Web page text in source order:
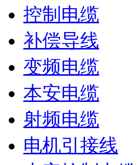
控制电缆
补偿导线
变频电缆
本安电缆
射频电缆
电机引接线